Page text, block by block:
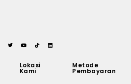
Lokasi
Kami
Metode
Pembayaran